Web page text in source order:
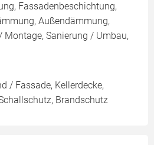
Fassadenbeschichtung,
Außendämmung,
Montage, Sanierung / Umbau,
/ Fassade, Kellerdecke,
Brandschutz